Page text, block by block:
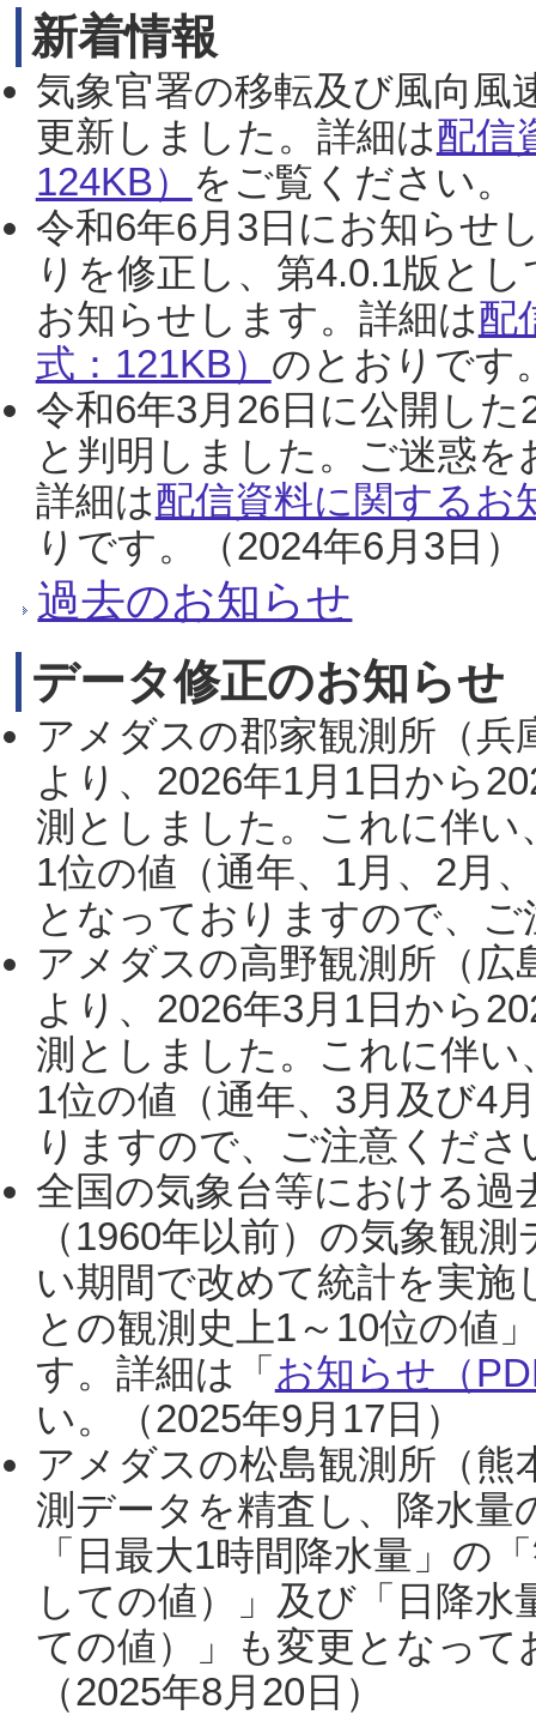
新着情報
気象官署の移転及び風向風
更新しました。詳細は配信
124KB） をご覧ください。
令和6年6月3日にお知らせ
りを修正し、第4.0.1版と
お知らせします。詳細は配
式：121KB） のとおりです
令和6年3月26日に公開し
と判明しました。ご迷惑
詳細は配信資料に関するお
りです。（2024年6月3日）
過去のお知らせ
データ修正のお知らせ
アメダスの郡家観測所（
より、2026年1月1日から
測としました。これに伴い
1位の値（通年、1月、2月
となっておりますので、
アメダスの高野観測所（
より、2026年3月1日から
測としました。これに伴い
1位の値（通年、3月及び4
りますので、ご注意くだ
全国の気象台等における過
（1960年以前）の気象観
い期間で改めて統計を実
との観測史上1～10位の値
す。詳細は「 お知らせ（
い。（2025年9月17日）
アメダスの松島観測所（熊
測データを精査し、降水
「日最大1時間降水量」の
しての値）」及び「日降
ての値）」も変更となっ
（2025年8月20日）